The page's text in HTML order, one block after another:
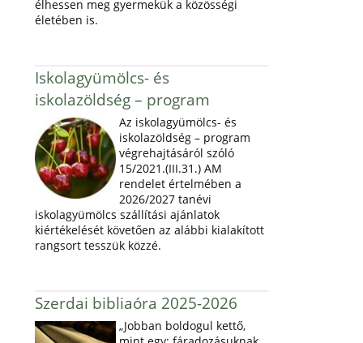
élhessen meg gyermekük a közösségi
életében is.
Iskolagyümölcs- és
iskolazöldség – program
Az iskolagyümölcs- és
iskolazöldség – program
végrehajtásáról szóló
15/2021.(III.31.) AM
rendelet értelmében a
2026/2027 tanévi
iskolagyümölcs szállítási ajánlatok
kiértékelését követően az alábbi kialakított
rangsort tesszük közzé.
Szerdai bibliaóra 2025-2026
„Jobban boldogul kettő,